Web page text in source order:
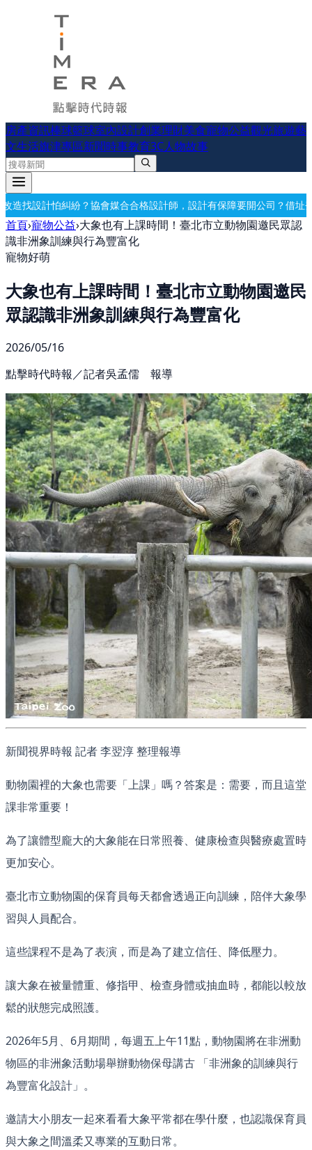
房產資訊棒球籃球室內設計創業理財美食寵物公益觀光旅遊藝
文生活旗津專區新聞時事教育3C人物故事
合合格設計師，設計有保障要開公司？借址登記・公司設立・工商登
首頁›寵物公益›大象也有上課時間！臺北市立動物園邀民眾認
識非洲象訓練與行為豐富化
寵物好萌
大象也有上課時間！臺北市立動物園邀民
眾認識非洲象訓練與行為豐富化
2026/05/16
點擊時代時報／記者吳孟儒 報導
新聞視界時報 記者 李翌淳 整理報導
動物園裡的大象也需要「上課」嗎？答案是：需要，而且這堂
課非常重要！
為了讓體型龐大的大象能在日常照養、健康檢查與醫療處置時
更加安心。
臺北市立動物園的保育員每天都會透過正向訓練，陪伴大象學
習與人員配合。
這些課程不是為了表演，而是為了建立信任、降低壓力。
讓大象在被量體重、修指甲、檢查身體或抽血時，都能以較放
鬆的狀態完成照護。
2026年5月、6月期間，每週五上午11點，動物園將在非洲動
物區的非洲象活動場舉辦動物保母講古 「非洲象的訓練與行
為豐富化設計」。
邀請大小朋友一起來看看大象平常都在學什麼，也認識保育員
與大象之間溫柔又專業的互動日常。